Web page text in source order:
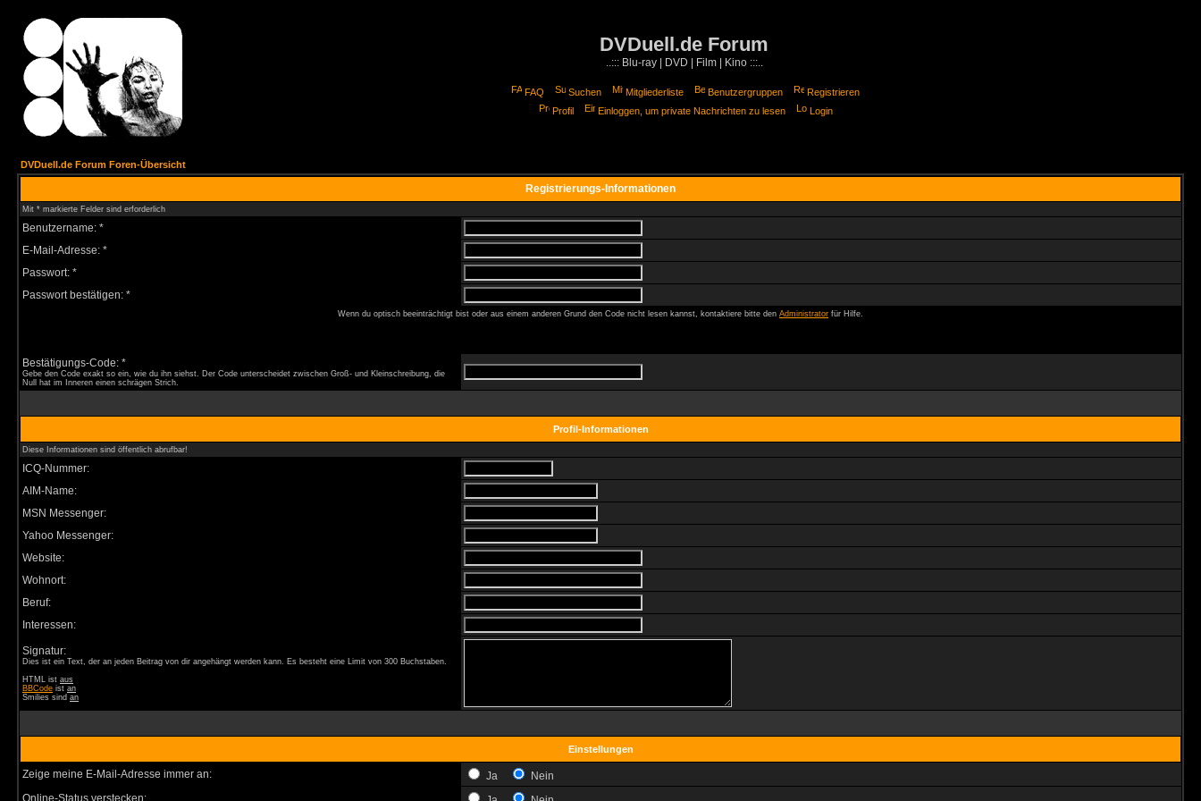
DVDuell.de Forum
..::: Blu-ray | DVD | Film | Kino :::..
FAQ Suchen Mitgliederliste Benutzergruppen
Registrieren
Profil
Einloggen, um private Nachrichten zu lesen Login
DVDuell.de Forum Foren-Übersicht
Registrierungs-Informationen
Mit * markierte Felder sind erforderlich
Benutzername: *
E-Mail-Adresse: *
Passwort: *
Passwort bestätigen: *
Wenn du optisch beeinträchtigt bist oder aus einem anderen Grund den Code nicht lesen kannst, kontaktiere bitte den Administrator für Hilfe.
Bestätigungs-Code: *
Gebe den Code exakt so ein, wie du ihn siehst. Der Code unterscheidet zwischen Groß- und Kleinschreibung, die
Null hat im Inneren einen schrägen Strich.
Profil-Informationen
Diese Informationen sind öffentlich abrufbar!
ICQ-Nummer:
AIM-Name:
MSN Messenger:
Yahoo Messenger:
Website:
Wohnort:
Beruf:
Interessen:
Signatur:
Dies ist ein Text, der an jeden Beitrag von dir angehängt werden kann. Es besteht eine Limit von 300 Buchstaben.
HTML ist aus
BBCode ist an
Smilies sind an
Einstellungen
Zeige meine E-Mail-Adresse immer an: Ja
Nein
Online-Status verstecken: